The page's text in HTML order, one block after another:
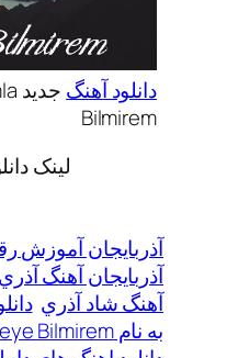
دانلود آهنگ
Bilmirem
لینک
آذربایجان آموزش
آذربایجان آهنگ آذري
آهنگ شاد آذري
به نام Deye Bilmirem